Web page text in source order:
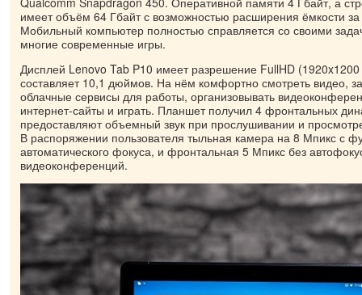
имеет объём 64 Гбайт с возможностью расширения ёмкости за
Мобильный компьютер полностью справляется со своими
многие современные игры.
Дисплей Lenovo Tab P10 имеет разрешение FullHD (1920x1200
составляет 10,1 дюймов. На нём комфортно смотреть видео,
облачные сервисы для работы, организовывать
интернет-сайты и играть. Планшет получил 4 фронтальных
предоставляют объемный звук при прослушивании и
В распоряжении пользователя тыльная камера на 8 Мпикс с
автоматического фокуса, и фронтальная 5 Мпикс без
видеоконференций.